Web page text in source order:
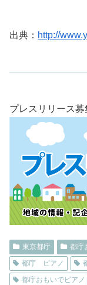
出典： http://
プレスリリース募
東京都庁 都庁
都庁 ピアノ
都庁おもいでピアノ